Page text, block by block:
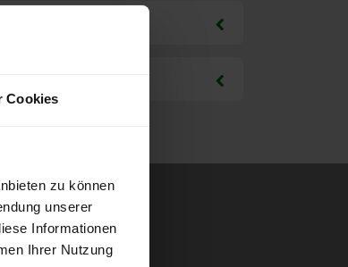
Cookies
zu können
unserer
Informationen
Ihrer Nutzung